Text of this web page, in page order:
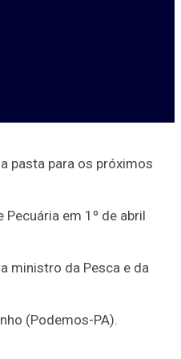
pasta para os próximos
em 1º de abril
ministro da Pesca e da
(Podemos-PA).